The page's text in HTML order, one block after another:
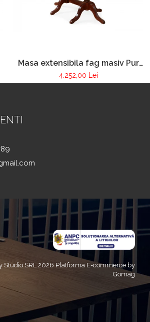
Masa extensibila fag masiv Pur
250 Victoria
4.252,00 Lei
Studio SRL 2026 Platforma E-commerce by
Gomag